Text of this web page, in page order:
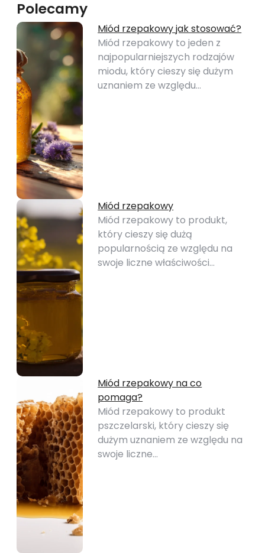
Polecamy
Miód rzepakowy jak stosować?
Miód rzepakowy to jeden z
najpopularniejszych rodzajów
miodu, który cieszy się dużym
uznaniem ze względu…
Miód rzepakowy
Miód rzepakowy to produkt,
który cieszy się dużą
popularnością ze względu na
swoje liczne właściwości…
Miód rzepakowy na co
pomaga?
Miód rzepakowy to produkt
pszczelarski, który cieszy się
dużym uznaniem ze względu na
swoje liczne…